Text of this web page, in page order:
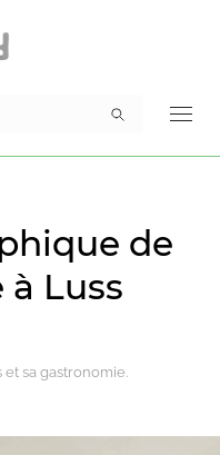
de
Luss
et sa gastronomie.